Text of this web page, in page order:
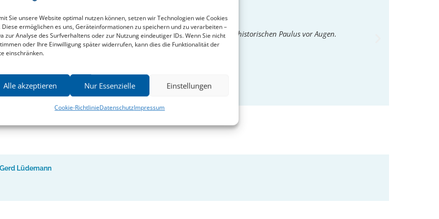
Sie unsere Website optimal nutzen können, setzen wir Technologien wie Cookies
Diese ermöglichen es uns, Geräteinformationen zu speichern und zu verarbeiten –
zur Analyse des Surfverhaltens oder zur Nutzung eindeutiger IDs. Wenn Sie nicht
oder Ihre Einwilligung später widerrufen, kann dies die Funktionalität der
einschränken.
Alle akzeptieren Nur Essenzielle Einstellungen
Cookie-RichtlinieDatenschutzImpressum
Ohne Rücksicht auf affirmative Glaubenssätze stellt Lüdemann uns den historischen Paulus vor Augen.
DIE WELT, 01.04.2002
Lüdemann